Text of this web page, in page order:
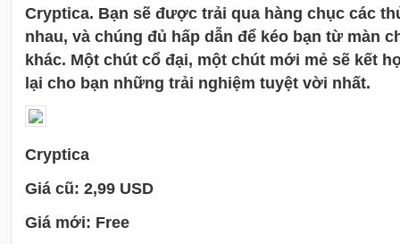
Cryptica. Bạn sẽ được trải qua hàng chục các
nhau, và chúng đủ hấp dẫn để kéo bạn từ màn
khác. Một chút cổ đại, một chút mới mẻ sẽ kết
lại cho bạn những trải nghiệm tuyệt vời nhất.
Cryptica
Giá cũ: 2,99 USD
Giá mới: Free